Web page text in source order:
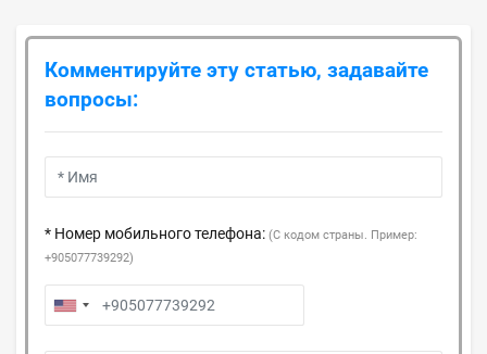
Комментируйте эту статью, задавайте
вопросы:
* Номер мобильного телефона: (С кодом страны. Пример:
+905077739292)